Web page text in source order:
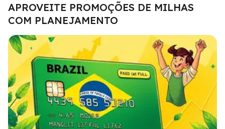
APROVEITE PROMOÇÕES DE MILHAS
COM PLANEJAMENTO